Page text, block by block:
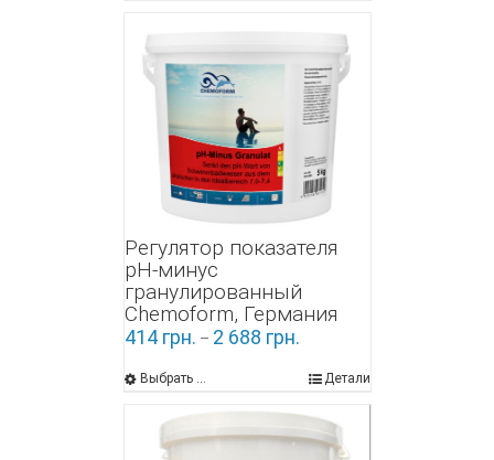
Регулятор показателя
pH-минус
гранулированный
Chemoform, Германия
414 грн. – 2 688 грн.
Выбрать ... Детали